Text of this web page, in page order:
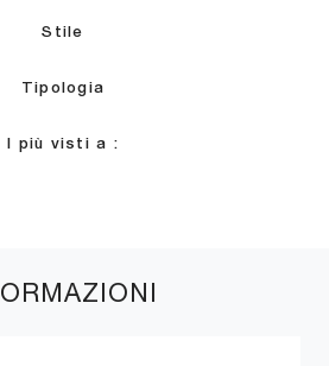
Stile
Tipologia
I più visti a :